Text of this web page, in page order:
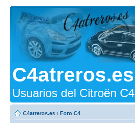
C4atreros.es
Usuarios del Citroën C4
C4atreros.es ‹ Foro C4